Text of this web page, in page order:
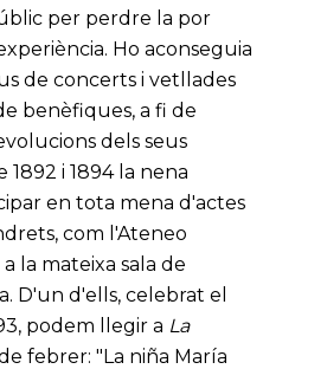
per perdre la por
Ho aconseguia
de concerts i vetllades
benèfiques, a fi de
dels seus
i 1894 la nena
en tota mena d'actes
com l'Ateneo
la mateixa sala de
D'un d'ells, celebrat el
podem llegir a La
febrer: "La niña María